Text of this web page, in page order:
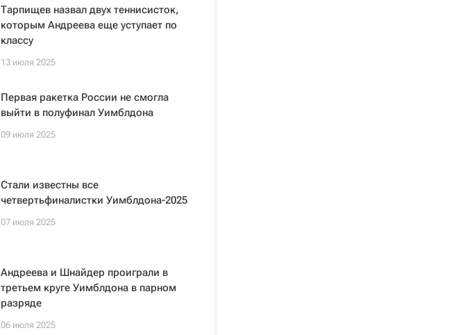
Тарпищев назвал двух теннисисток,
которым Андреева еще уступает по
классу
13 июля 2025
Первая ракетка России не смогла
выйти в полуфинал Уимблдона
09 июля 2025
Стали известны все
четвертьфиналистки Уимблдона-2025
07 июля 2025
Андреева и Шнайдер проиграли в
третьем круге Уимблдона в парном
разряде
06 июля 2025